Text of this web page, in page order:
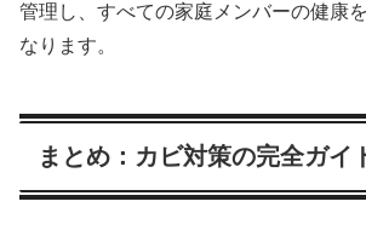
管理し、すべての家庭メンバーの健康
なります。
まとめ：カビ対策の完全ガイ